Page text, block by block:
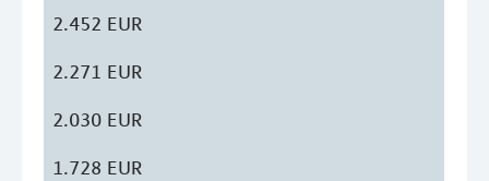
2.452 EUR
2.271 EUR
2.030 EUR
1.728 EUR